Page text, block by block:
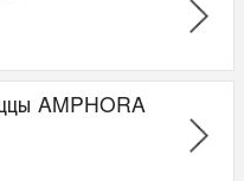
AMPHORA